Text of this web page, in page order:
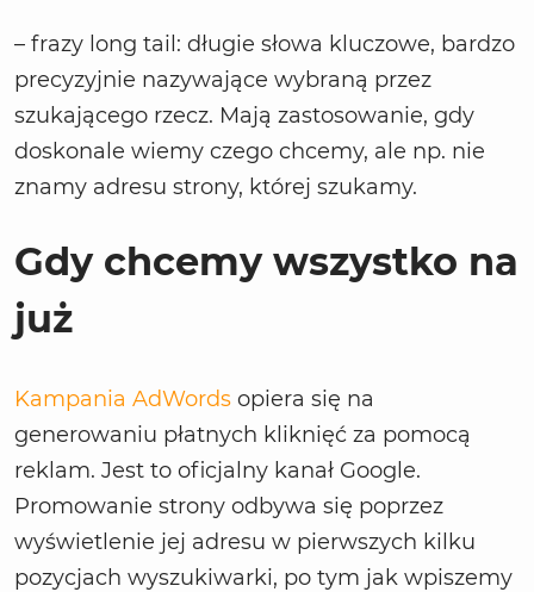
– frazy long tail: długie słowa kluczowe, bardzo
precyzyjnie nazywające wybraną przez
szukającego rzecz. Mają zastosowanie, gdy
doskonale wiemy czego chcemy, ale np. nie
znamy adresu strony, której szukamy.
Gdy chcemy wszystko na
już
Kampania AdWords opiera się na
generowaniu płatnych kliknięć za pomocą
reklam. Jest to oficjalny kanał Google.
Promowanie strony odbywa się poprzez
wyświetlenie jej adresu w pierwszych kilku
pozycjach wyszukiwarki, po tym jak wpiszemy